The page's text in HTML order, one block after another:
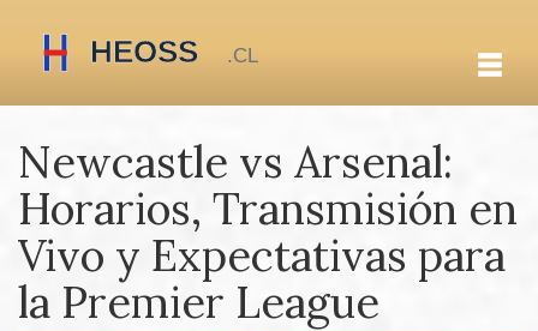
Newcastle vs Arsenal:
Horarios, Transmisión en
Vivo y Expectativas para
la Premier League